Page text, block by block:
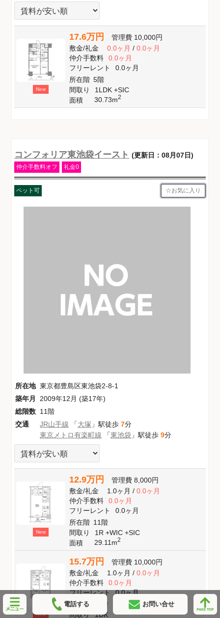
New
17.6万円 管理費 10,000円
敷金/礼金 0.0ヶ月/ 0.0ヶ月
仲介手数料
0.0ヶ月
フリーレント
0.0ヶ月
所在階 5階
間取り
1LDK +SIC
面積
30.73m2
コンフォリア東池袋イースト (更新日：08月07日)
仲介手数料オフ 礼金0
ペット可 お気に入り
所在地 東京都豊島区東池袋2-8-1
築年月
2009年12月 (築17年)
総階数 11階
交通
JR山手線 「大塚 」駅徒歩 7分
東京メトロ有楽町線 「東池袋 」駅徒歩 9分
New
12.9万円 管理費 8,000円
敷金/礼金 1.0ヶ月/ 0.0ヶ月
仲介手数料
0.0ヶ月
フリーレント
0.0ヶ月
所在階 11階
間取り
1R +WIC +SIC
面積
29.11m2
New
15.7万円 管理費 10,000円
敷金/礼金 1.0ヶ月/ 0.0ヶ月
仲介手数料
0.0ヶ月
フリーレント
0.0ヶ月
所在階
11階
間取り
1DK
電話する お問い合せ